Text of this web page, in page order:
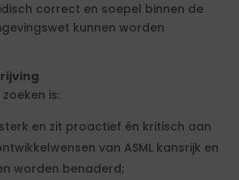
correct en soepel binnen de
kunnen worden
is:
en zit proactief én kritisch aan
van ASML kansrijk en
worden benaderd;